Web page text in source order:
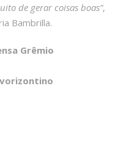
de gerar coisas boas”,
Bambrilla.
Grêmio